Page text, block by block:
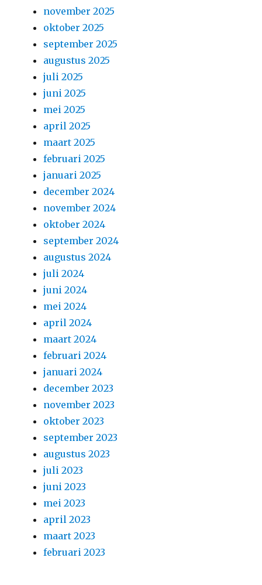
november 2025
oktober 2025
september 2025
augustus 2025
juli 2025
juni 2025
mei 2025
april 2025
maart 2025
februari 2025
januari 2025
december 2024
november 2024
oktober 2024
september 2024
augustus 2024
juli 2024
juni 2024
mei 2024
april 2024
maart 2024
februari 2024
januari 2024
december 2023
november 2023
oktober 2023
september 2023
augustus 2023
juli 2023
juni 2023
mei 2023
april 2023
maart 2023
februari 2023